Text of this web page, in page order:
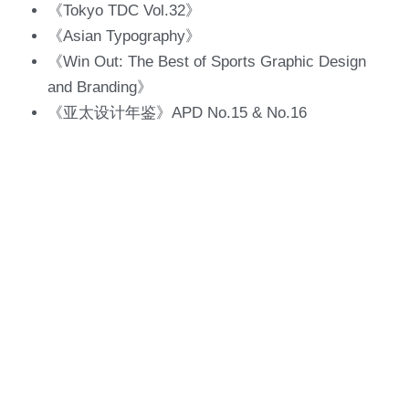
《Tokyo TDC Vol.32》
《Asian Typography》
《Win Out: The Best of Sports Graphic Design
and Branding》
《亚太设计年鉴》APD No.15 & No.16